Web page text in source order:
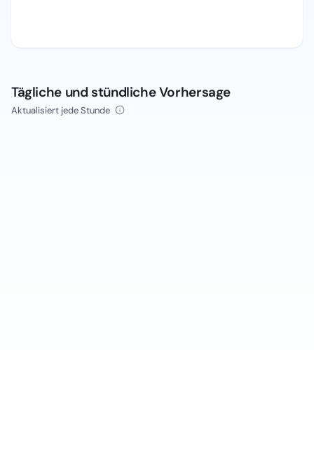
Tägliche und stündliche Vorhersage
Aktualisiert jede Stunde